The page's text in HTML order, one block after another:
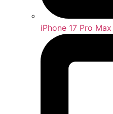
iPhone 17 Pro Max